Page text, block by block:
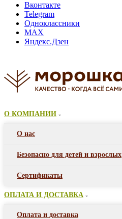
Вконтакте
Telegram
Одноклассники
MAX
Яндекс.Дзен
О КОМПАНИИ
О нас
Безопасно для детей и взрослых
Сертификаты
ОПЛАТА И ДОСТАВКА
Оплата и доставка